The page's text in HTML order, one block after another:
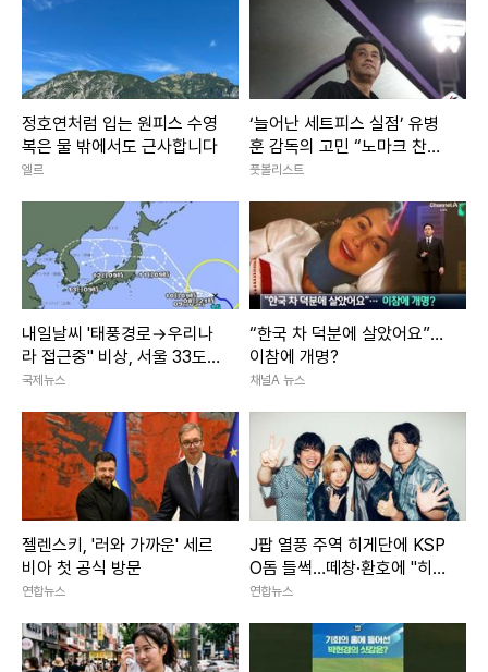
정호연처럼 입는 원피스 수영
복은 물 밖에서도 근사합니다
엘르
‘늘어난 세트피스 실점’ 유병
훈 감독의 고민 “노마크 찬스
주는 건 구조적 문제, 상대 패
풋볼리스트
내일날씨 '태풍경로→우리나
라 접근중" 비상, 서울 33도
폭염
국제뉴스
“한국 차 덕분에 살았어요”…
이참에 개명?
채널A 뉴스
젤렌스키, '러와 가까운' 세르
비아 첫 공식 방문
연합뉴스
J팝 열풍 주역 히게단에 KSP
O돔 들썩…떼창·환호에 "히게
야호"
연합뉴스